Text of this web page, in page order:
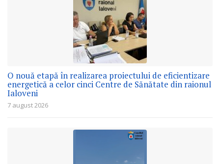
O nouă etapă în realizarea proiectului de eficientizare
energetică a celor cinci Centre de Sănătate din raionul
Ialoveni
7 august 2026